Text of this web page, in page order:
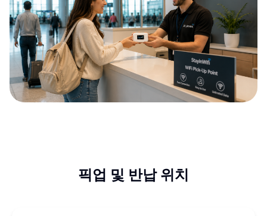
픽업 및 반납 위치